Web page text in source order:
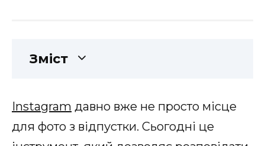
Зміст
Instagram давно вже не просто місце
для фото з відпустки. Сьогодні це